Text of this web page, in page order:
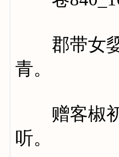
郡带女媭
青。
赠客椒初
听。